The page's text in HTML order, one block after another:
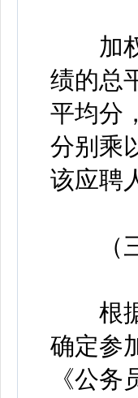
加权
绩的总
平均分
分别乘
该应聘
（三
根据
确定参
《公